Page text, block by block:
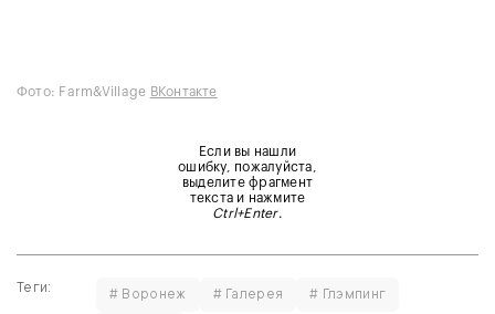
Фото: Farm&Village ВКонтакте
Если вы нашли
ошибку, пожалуйста,
выделите фрагмент
текста и нажмите
Ctrl+Enter.
Теги: # Воронеж # Галерея
# Глэмпинг